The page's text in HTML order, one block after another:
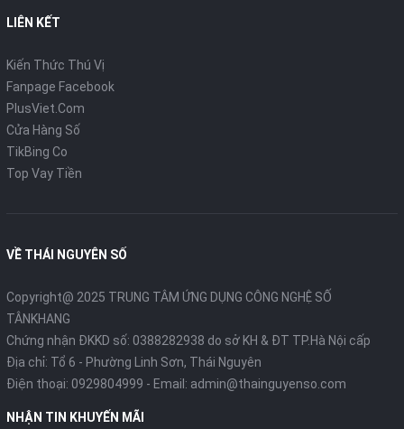
LIÊN KẾT
Kiến Thức Thú Vị
Fanpage Facebook
PlusViet.Com
Cửa Hàng Số
TikBing Co
Top Vay Tiền
VỀ THÁI NGUYÊN SỐ
Copyright@ 2025 TRUNG TÂM ỨNG DỤNG CÔNG NGHỆ SỐ
TÂNKHANG
Chứng nhận ĐKKD số: 0388282938 do sở KH & ĐT TP.Hà Nội cấp
Địa chỉ: Tổ 6 - Phường Linh Sơn, Thái Nguyên
Điện thoại: 0929804999 - Email: admin@thainguyenso.com
NHẬN TIN KHUYẾN MÃI